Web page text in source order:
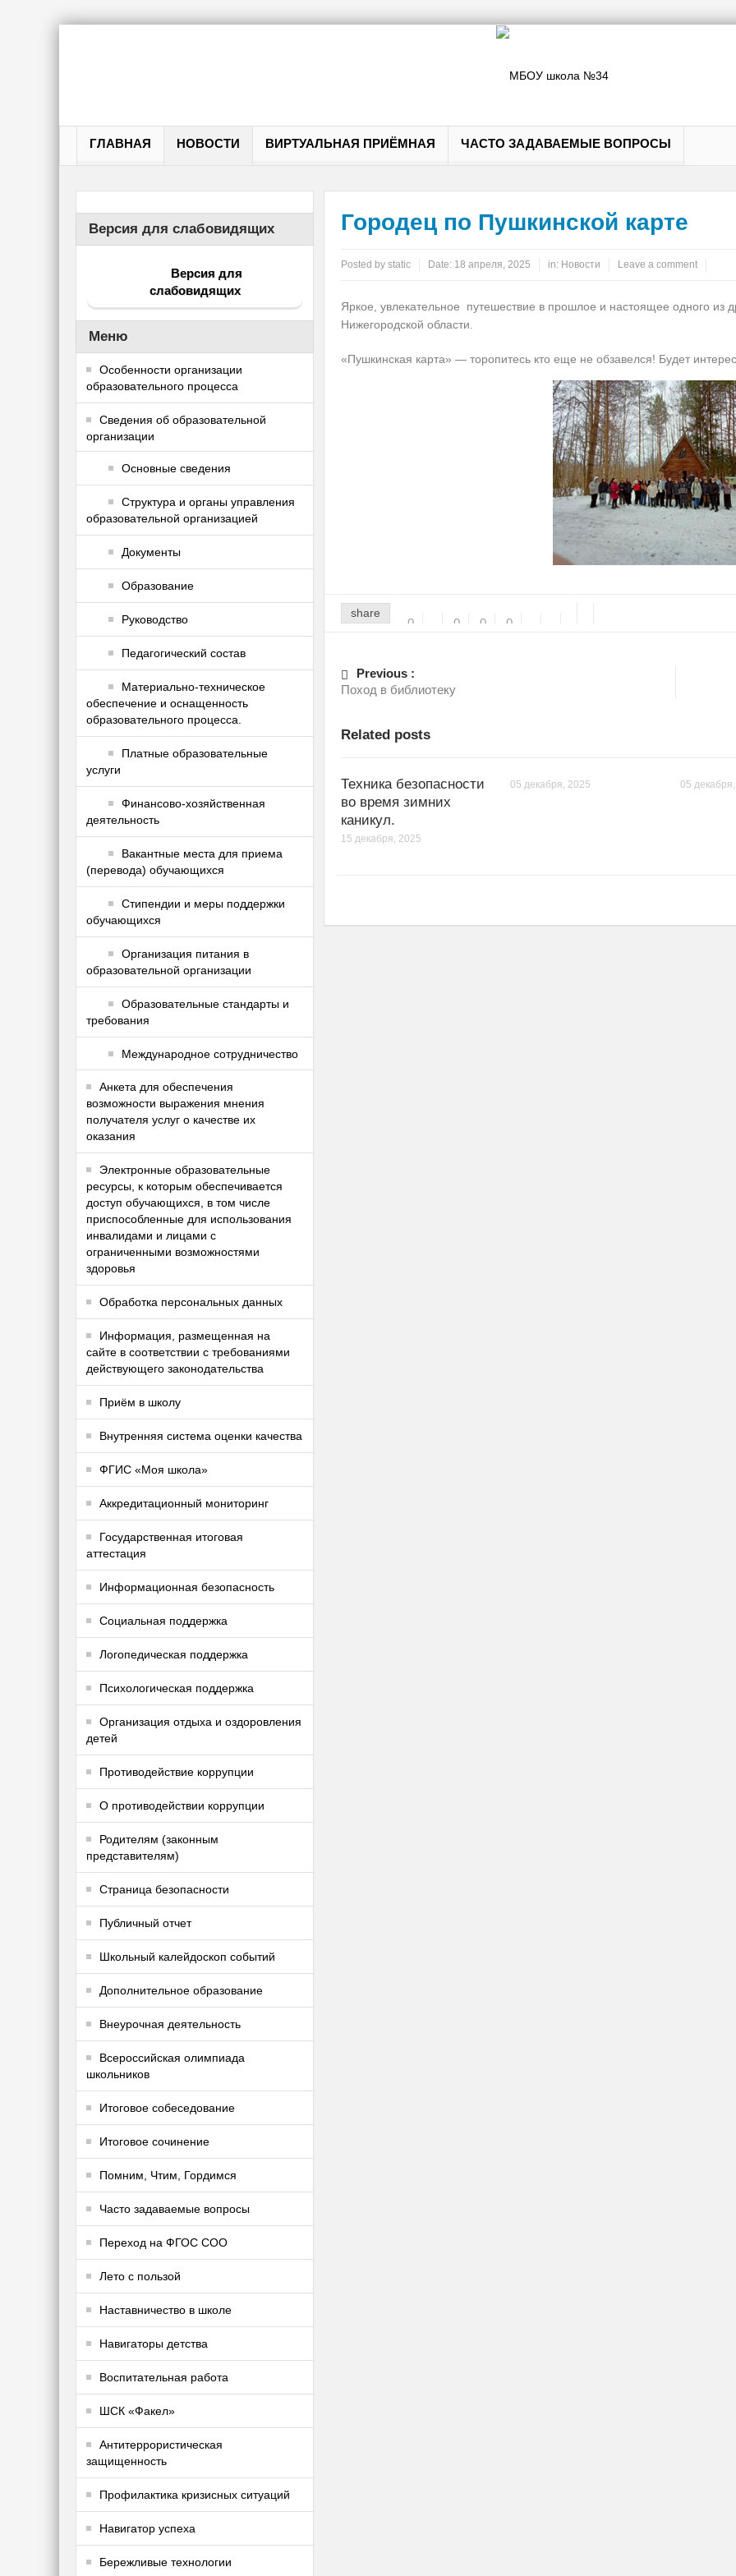
ГЛАВНАЯ НОВОСТИ ВИРТУАЛЬНАЯ ПРИЁМНАЯ ЧАСТО ЗАДАВАЕМЫЕ ВОПРОСЫ
Городец по Пушкинской карте
Posted by static Date: 18 апреля, 2025 in: Новости Leave a comment
Яркое, увлекательное путешествие в прошлое и настоящее одного из
Нижегородской области.
«Пушкинская карта» — торопитеськто еще не обзавелся! Будет
share
0 0 0 0
Previous :
Поход в библиотеку
Related posts
Техника безопасности
во время зимних
каникул.
15 декабря, 2025
05 декабря, 2025 05
Версия для слабовидящих
Версия для
слабовидящих
Меню
Особенности организации
образовательного процесса
Сведения об образовательной
организации
Основные сведения
Структура и органы управления
образовательной организацией
Документы
Образование
Руководство
Педагогический состав
Материально-техническое
обеспечение и оснащенность
образовательного процесса.
Платные образовательные
услуги
Финансово-хозяйственная
деятельность
Вакантные места для приема
(перевода) обучающихся
Стипендии и меры поддержки
обучающихся
Организация питания в
образовательной организации
Образовательные стандарты и
требования
Международное сотрудничество
Анкета для обеспечения
возможности выражения мнения
получателя услуг о качестве их
оказания
Электронные образовательные
ресурсы, к которым обеспечивается
доступ обучающихся, в том числе
приспособленные для использования
инвалидами и лицами с
ограниченными возможностями
здоровья
Обработка персональных данных
Информация, размещенная на
сайте в соответствии с требованиями
действующего законодательства
Приём в школу
Внутренняя система оценки качества
ФГИС «Моя школа»
Аккредитационный мониторинг
Государственная итоговая
аттестация
Информационная безопасность
Социальная поддержка
Логопедическая поддержка
Психологическая поддержка
Организация отдыха и оздоровления
детей
Противодействие коррупции
О противодействии коррупции
Родителям (законным
представителям)
Страница безопасности
Публичный отчет
Школьный калейдоскоп событий
Дополнительное образование
Внеурочная деятельность
Всероссийская олимпиада
школьников
Итоговое собеседование
Итоговое сочинение
Помним, Чтим, Гордимся
Часто задаваемые вопросы
Переход на ФГОС СОО
Лето с пользой
Наставничество в школе
Навигаторы детства
Воспитательная работа
ШСК «Факел»
Антитеррористическая
защищенность
Профилактика кризисных ситуаций
Навигатор успеха
Бережливые технологии